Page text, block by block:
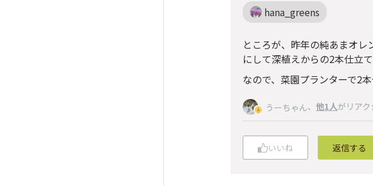
hana_greens
ところが、昨年の純あまオ
にして深植えからの2本仕立
なので、菜園プランターで2
うーちゃん、 他1人がリア
いいね 返信する